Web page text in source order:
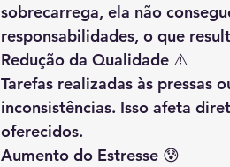
sobrecarrega, ela não
responsabilidades, o que
Redução da Qualidade ⚠️
Tarefas realizadas às pressas
inconsistências. Isso afeta
oferecidos.
Aumento do Estresse 😰